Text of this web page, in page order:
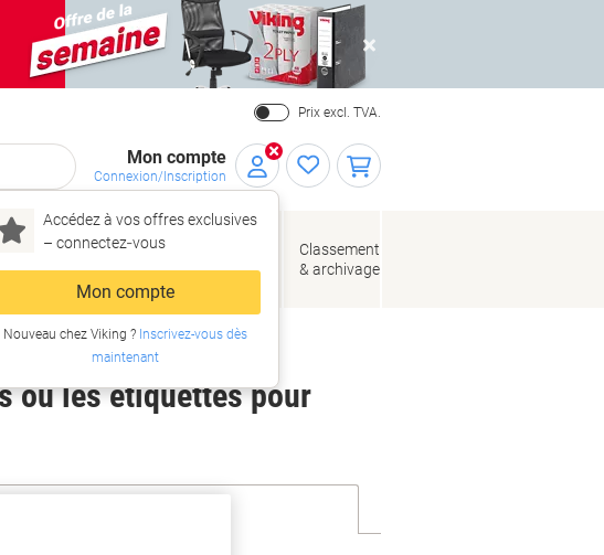
Close
Prix excl. TVA.
Mon compte
Connexion/Inscription
Accédez à vos offres exclusives
– connectez‑vous
Mon compte
Nouveau chez Viking ?Inscrivez-vous dès
maintenant
Encres
Papier,
enveloppes
&
emballage
de bureau
Classement
& archivage
ou les étiquettes pour